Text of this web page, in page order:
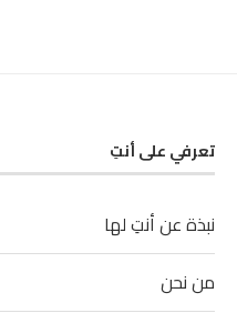
تعرفي على أنتِ
نبذة عن أنتِ لها
من نحن